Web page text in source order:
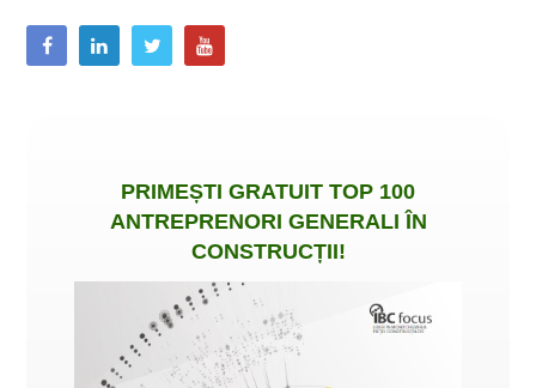
PRIMEȘTI GRATUIT TOP 100
ANTREPRENORI GENERALI ÎN
CONSTRUCȚII!